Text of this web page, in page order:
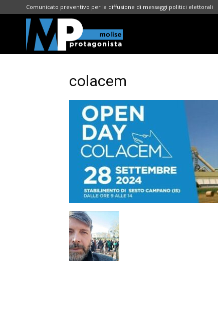
Comunicato preventivo per la diffusione di messaggi politici elettorali
colacem